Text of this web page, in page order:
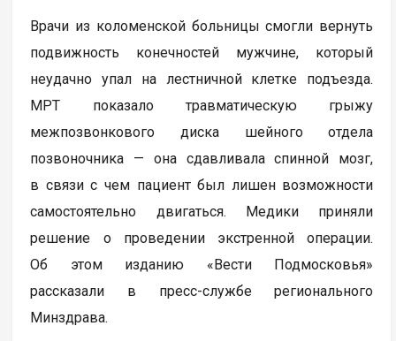
Врачи из коломенской больницы смогли вернуть
подвижность конечностей мужчине, который
неудачно упал на лестничной клетке подъезда.
МРТ показало травматическую грыжу
межпозвонкового диска шейного отдела
позвоночника — она сдавливала спинной мозг,
в связи с чем пациент был лишен возможности
самостоятельно двигаться. Медики приняли
решение о проведении экстренной операции.
Об этом изданию «Вести Подмосковья»
рассказали в пресс-службе регионального
Минздрава.